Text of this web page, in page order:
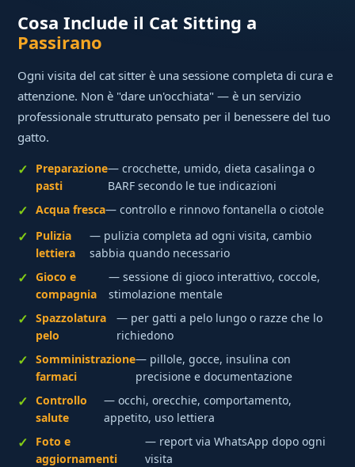
Cosa Include il Cat Sitting a
Passirano
Ogni visita del cat sitter è una sessione completa di cura e
attenzione. Non è "dare un'occhiata" — è un servizio
professionale strutturato pensato per il benessere del tuo
gatto.
Preparazione
pasti
— crocchette, umido, dieta casalinga o
BARF secondo le tue indicazioni
Acqua fresca— controllo e rinnovo fontanella o ciotole
Pulizia
lettiera
— pulizia completa ad ogni visita, cambio
sabbia quando necessario
Gioco e
compagnia
— sessione di gioco interattivo, coccole,
stimolazione mentale
Spazzolatura
pelo
— per gatti a pelo lungo o razze che lo
richiedono
Somministrazione
farmaci
— pillole, gocce, insulina con
precisione e documentazione
Controllo
salute
— occhi, orecchie, comportamento,
appetito, uso lettiera
Foto e
aggiornamenti
— report via WhatsApp dopo ogni
visita